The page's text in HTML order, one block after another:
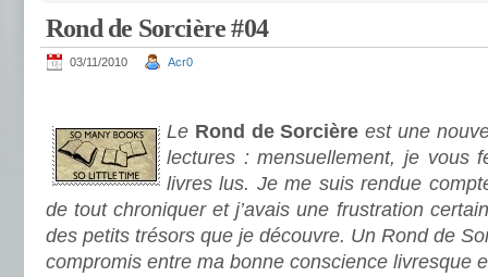
Rond de Sorcière #04
03/11/2010 Acr0
Le Rond de Sorcière est une
lectures : mensuellement, je vous
livres lus. Je me suis rendue
de tout chroniquer et j’avais une frustration
des petits trésors que je découvre. Un Rond de
compromis entre ma bonne conscience livresque